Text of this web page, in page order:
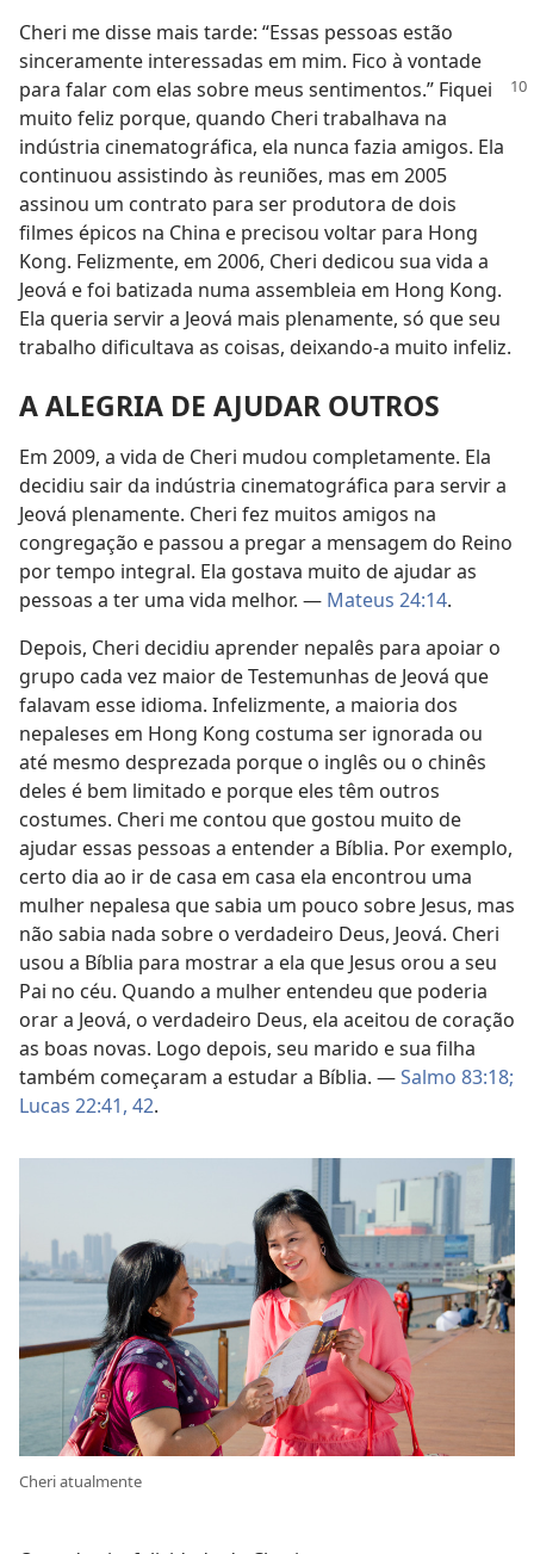
Cheri me disse mais tarde: “Essas pessoas estão
sinceramente interessadas em mim. Fico à vontade
para falar com elas sobre meus sentimentos.” Fiquei
muito feliz porque, quando Cheri trabalhava na
indústria cinematográfica, ela nunca fazia amigos. Ela
continuou assistindo às reuniões, mas em 2005
assinou um contrato para ser produtora de dois
filmes épicos na China e precisou voltar para Hong
Kong. Felizmente, em 2006, Cheri dedicou sua vida a
Jeová e foi batizada numa assembleia em Hong Kong.
Ela queria servir a Jeová mais plenamente, só que seu
trabalho dificultava as coisas, deixando-a muito infeliz.
A ALEGRIA DE AJUDAR OUTROS
Em 2009, a vida de Cheri mudou completamente. Ela
decidiu sair da indústria cinematográfica para servir a
Jeová plenamente. Cheri fez muitos amigos na
congregação e passou a pregar a mensagem do Reino
por tempo integral. Ela gostava muito de ajudar as
pessoas a ter uma vida melhor. — Mateus 24:14.
Depois, Cheri decidiu aprender nepalês para apoiar o
grupo cada vez maior de Testemunhas de Jeová que
falavam esse idioma. Infelizmente, a maioria dos
nepaleses em Hong Kong costuma ser ignorada ou
até mesmo desprezada porque o inglês ou o chinês
deles é bem limitado e porque eles têm outros
costumes. Cheri me contou que gostou muito de
ajudar essas pessoas a entender a Bíblia. Por exemplo,
certo dia ao ir de casa em casa ela encontrou uma
mulher nepalesa que sabia um pouco sobre Jesus, mas
não sabia nada sobre o verdadeiro Deus, Jeová. Cheri
usou a Bíblia para mostrar a ela que Jesus orou a seu
Pai no céu. Quando a mulher entendeu que poderia
orar a Jeová, o verdadeiro Deus, ela aceitou de coração
as boas novas. Logo depois, seu marido e sua filha
também começaram a estudar a Bíblia. —Salmo 83:18;
Lucas 22:41, 42.
Cheri atualmente